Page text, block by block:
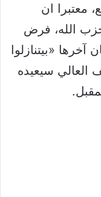
معتبرا ان
الله، فرض
«بيتنازلوا
العالي سيعيده